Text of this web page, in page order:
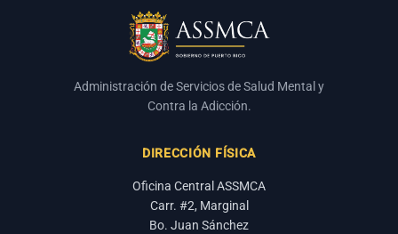
Administración de Servicios de Salud Mental y
Contra la Adicción.
DIRECCIÓN FÍSICA
Oficina Central ASSMCA
Carr. #2, Marginal
Bo. Juan Sánchez